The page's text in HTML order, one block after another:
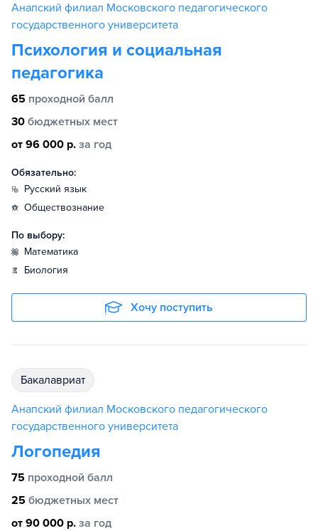
Анапский филиал Московского педагогического
государственного университета
Психология и социальная
педагогика
65 проходной балл
30 бюджетных мест
от 96 000 р. за год
Обязательно:
русский язык
обществознание
По выбору:
математика
биология
Хочу поступить
бакалавриат
Анапский филиал Московского педагогического
государственного университета
Логопедия
75 проходной балл
25 бюджетных мест
от 90 000 р. за год